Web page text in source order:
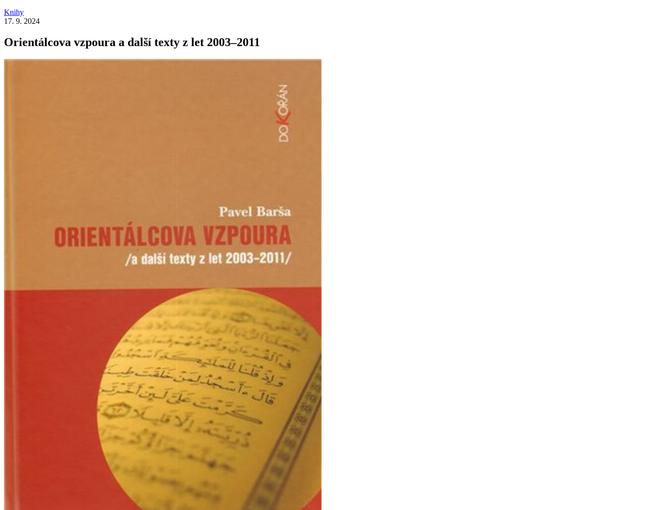
Knihy
17. 9. 2024
Orientálcova vzpoura a další texty z let 2003–2011